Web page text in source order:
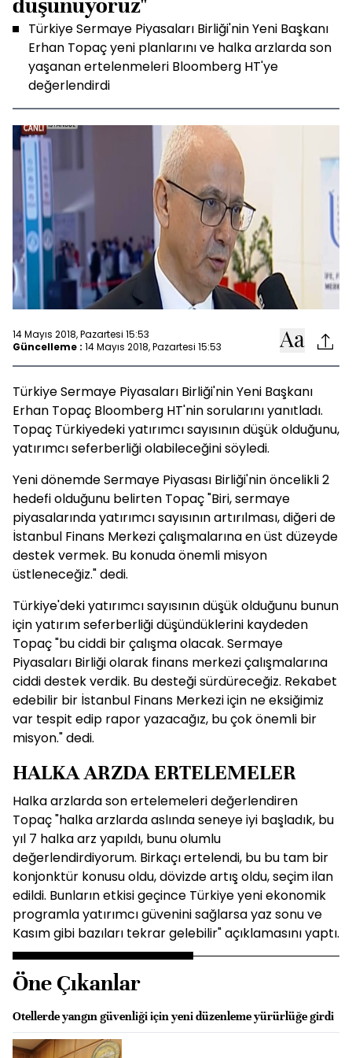
düşünüyoruz"
Türkiye Sermaye Piyasaları Birliği'nin Yeni Başkanı
Erhan Topaç yeni planlarını ve halka arzlarda son
yaşanan ertelenmeleri Bloomberg HT'ye
değerlendirdi
14 Mayıs 2018, Pazartesi 15:53
Güncelleme : 14 Mayıs 2018, Pazartesi 15:53
Türkiye Sermaye Piyasaları Birliği'nin Yeni Başkanı
Erhan Topaç Bloomberg HT'nin sorularını yanıtladı.
Topaç Türkiyedeki yatırımcı sayısının düşük olduğunu,
yatırımcı seferberliği olabileceğini söyledi.
Yeni dönemde Sermaye Piyasası Birliği'nin öncelikli 2
hedefi olduğunu belirten Topaç "Biri, sermaye
piyasalarında yatırımcı sayısının artırılması, diğeri de
İstanbul Finans Merkezi çalışmalarına en üst düzeyde
destek vermek. Bu konuda önemli misyon
üstleneceğiz." dedi.
Türkiye'deki yatırımcı sayısının düşük olduğunu bunun
için yatırım seferberliği düşündüklerini kaydeden
Topaç "bu ciddi bir çalışma olacak. Sermaye
Piyasaları Birliği olarak finans merkezi çalışmalarına
ciddi destek verdik. Bu desteği sürdüreceğiz. Rekabet
edebilir bir İstanbul Finans Merkezi için ne eksiğimiz
var tespit edip rapor yazacağız, bu çok önemli bir
misyon." dedi.
HALKA ARZDA ERTELEMELER
Halka arzlarda son ertelemeleri değerlendiren
Topaç "halka arzlarda aslında seneye iyi başladık, bu
yıl 7 halka arz yapıldı, bunu olumlu
değerlendirdiyorum. Birkaçı ertelendi, bu bu tam bir
konjonktür konusu oldu, dövizde artış oldu, seçim ilan
edildi. Bunların etkisi geçince Türkiye yeni ekonomik
programla yatırımcı güvenini sağlarsa yaz sonu ve
Kasım gibi bazıları tekrar gelebilir" açıklamasını yaptı.
Öne Çıkanlar
Otellerde yangın güvenliği için yeni düzenleme yürürlüğe girdi